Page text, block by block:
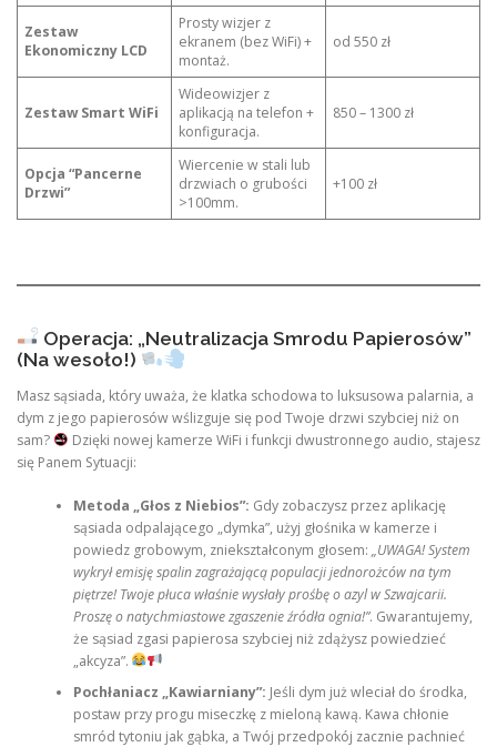
Zestaw
Ekonomiczny LCD
Prosty wizjer z
ekranem (bez WiFi) +
montaż.
od 550 zł
Zestaw Smart WiFi
Wideowizjer z
aplikacją na telefon +
konfiguracja.
850 – 1300 zł
Opcja “Pancerne
Drzwi”
Wiercenie w stali lub
drzwiach o grubości
>100mm.
+100 zł
Operacja: „Neutralizacja Smrodu Papierosów”
(Na wesoło!)
Masz sąsiada, który uważa, że klatka schodowa to luksusowa palarnia, a
dym z jego papierosów wślizguje się pod Twoje drzwi szybciej niż on
sam?
Dzięki nowej kamerze WiFi i funkcji dwustronnego audio, stajesz
się Panem Sytuacji:
Metoda „Głos z Niebios”: Gdy zobaczysz przez aplikację
sąsiada odpalającego „dymka”, użyj głośnika w kamerze i
powiedz grobowym, zniekształconym głosem: „UWAGA! System
wykrył emisję spalin zagrażającą populacji jednorożców na tym
piętrze! Twoje płuca właśnie wysłały prośbę o azyl w Szwajcarii.
Proszę o natychmiastowe zgaszenie źródła ognia!”. Gwarantujemy,
że sąsiad zgasi papierosa szybciej niż zdążysz powiedzieć
„akcyza”.
Pochłaniacz „Kawiarniany”: Jeśli dym już wleciał do środka,
postaw przy progu miseczkę z mieloną kawą. Kawa chłonie
smród tytoniu jak gąbka, a Twój przedpokój zacznie pachnieć